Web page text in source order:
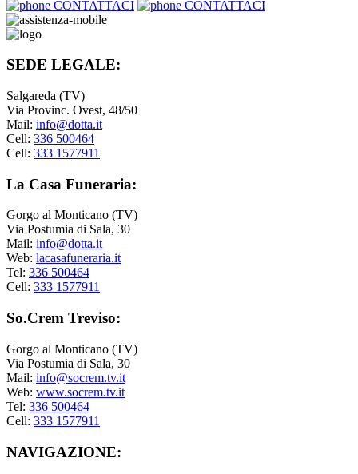
CONTATTACI CONTATTACI
SEDE LEGALE:
Salgareda (TV)
Via Provinc. Ovest, 48/50
Mail: info@dotta.it
Cell: 336 500464
Cell: 333 1577911
La Casa Funeraria:
Gorgo al Monticano (TV)
Via Postumia di Sala, 30
Mail: info@dotta.it
Web: lacasafuneraria.it
Tel: 336 500464
Cell: 333 1577911
So.Crem Treviso:
Gorgo al Monticano (TV)
Via Postumia di Sala, 30
Mail: info@socrem.tv.it
Web: www.socrem.tv.it
Tel: 336 500464
Cell: 333 1577911
NAVIGAZIONE: